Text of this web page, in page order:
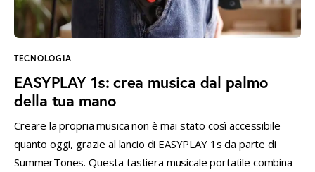
instagramm
threadstwitter-
x
rss
TECNOLOGIA
EASYPLAY 1s: crea musica dal palmo
della tua mano
Creare la propria musica non è mai stato così accessibile
quanto oggi, grazie al lancio di EASYPLAY 1s da parte di
SummerTones. Questa tastiera musicale portatile combina